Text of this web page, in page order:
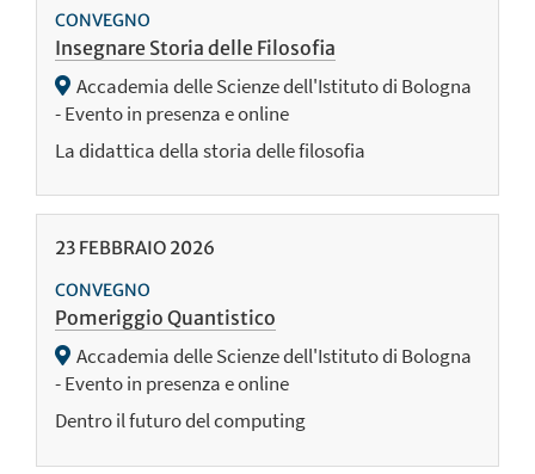
CONVEGNO
Insegnare Storia delle Filosofia
Accademia delle Scienze dell'Istituto di Bologna
- Evento in presenza e online
La didattica della storia delle filosofia
23 FEBBRAIO 2026
CONVEGNO
Pomeriggio Quantistico
Accademia delle Scienze dell'Istituto di Bologna
- Evento in presenza e online
Dentro il futuro del computing